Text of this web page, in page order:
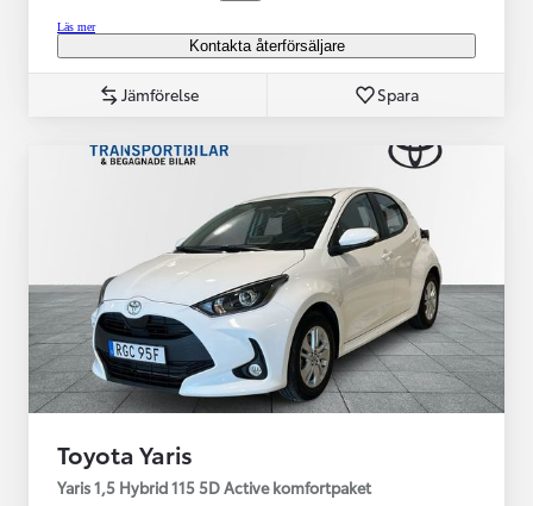
Läs mer
Kontakta återförsäljare
Jämförelse Spara
Toyota Yaris
Yaris 1,5 Hybrid 115 5D Active komfortpaket